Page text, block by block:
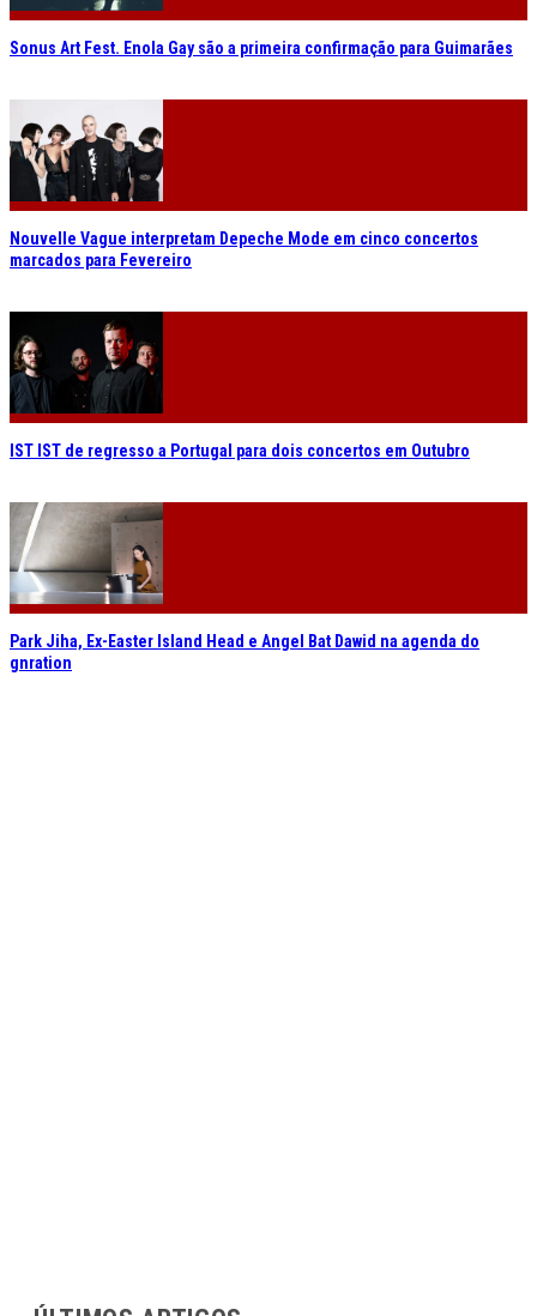
Sonus Art Fest. Enola Gay são a primeira confirmação para Guimarães
Nouvelle Vague interpretam Depeche Mode em cinco concertos
marcados para Fevereiro
IST IST de regresso a Portugal para dois concertos em Outubro
Park Jiha, Ex-Easter Island Head e Angel Bat Dawid na agenda do
gnration